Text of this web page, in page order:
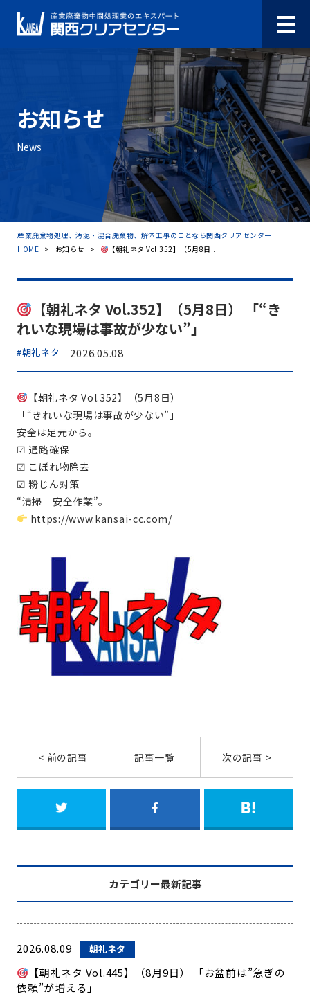
お知らせ
News
産業廃棄物処理、汚泥・混合廃棄物、解体工事のことなら関西クリアセンター
HOME > お知らせ > 【朝礼ネタ Vol.352】（5月8日...
【朝礼ネタ Vol.352】（5月8日） 「“き
れいな現場は事故が少ない”」
#朝礼ネタ 2026.05.08
【朝礼ネタ Vol.352】（5月8日）
「“きれいな現場は事故が少ない”」
安全は足元から。
☑ 通路確保
☑ こぼれ物除去
☑ 粉じん対策
“清掃＝安全作業”。
https://www.kansai-cc.com/
< 前の記事 記事一覧 次の記事 >
カテゴリー最新記事
2026.08.09 朝礼ネタ
【朝礼ネタ Vol.445】（8月9日） 「お盆前は”急ぎの
依頼”が増える」